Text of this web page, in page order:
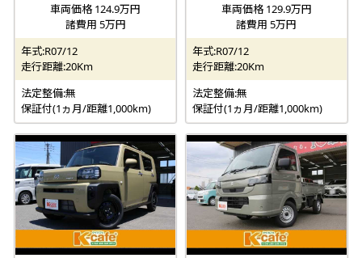
車両価格 124.9万円
諸費用 5万円
年式:R07/12
走行距離:20Km
法定整備:無
保証付(1ヵ月/距離1,000km)
車両価格 129.9万円
諸費用 5万円
年式:R07/12
走行距離:20Km
法定整備:無
保証付(1ヵ月/距離1,000km)